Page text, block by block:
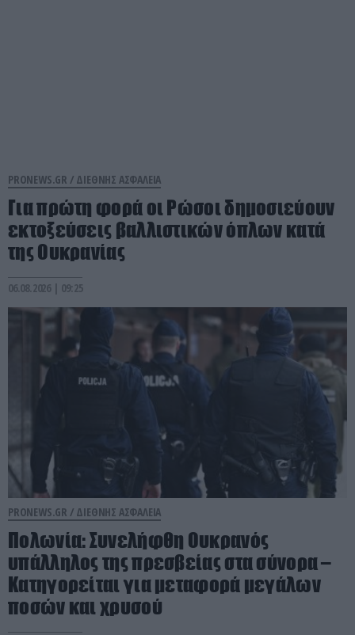
PRONEWS.GR / ΔΙΕΘΝΗΣ ΑΣΦΑΛΕΙΑ
Για πρώτη φορά οι Ρώσοι δημοσιεύουν
εκτοξεύσεις βαλλιστικών όπλων κατά
της Ουκρανίας
06.08.2026 | 09:25
PRONEWS.GR / ΔΙΕΘΝΗΣ ΑΣΦΑΛΕΙΑ
Πολωνία: Συνελήφθη Ουκρανός
υπάλληλος της πρεσβείας στα σύνορα –
Κατηγορείται για μεταφορά μεγάλων
ποσών και χρυσού